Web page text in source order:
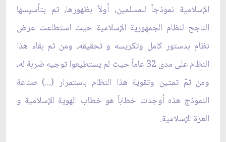
الإسلامية نموذجاً للمسلمين، أولاً بظهورها، ثم بتأسيسها
الناجح لنظام الجمهورية الإسلامية حيث استطاعت عرض
نظام بدستور كامل وتكريسه و تحقيقه، ومن ثم بقاء هذا
النظام على مدى 32 عاماً حيث لم يستطيعوا توجيه ضربة له،
ومن ثمّ تمتين وتقوية هذا النظام باستمرار (...) صناعة
النموذج هذه أوجدت خطاباً هو خطاب الهوية الإسلامية‌ و
العزة الإسلامية.